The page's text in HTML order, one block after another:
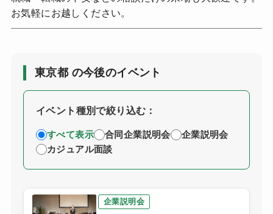
お気軽にお越しください。
東京都 の今後のイベント
イベント種別で絞り込む：
すべて表示 合同企業説明会
企業説明会
カジュアル面談
企業説明会